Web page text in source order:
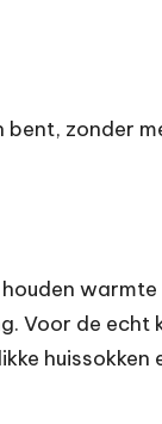
zonder
Voor de echt
huissokken